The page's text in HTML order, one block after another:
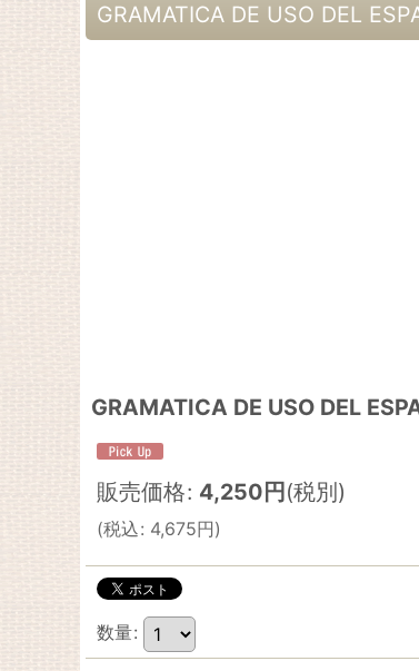
GRAMATICA DE USO DEL
GRAMATICA DE USO DEL
販売価格: 4,250 円 (税別)
(税込: 4,675円)
数量: